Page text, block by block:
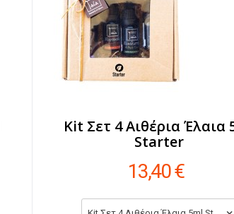
Kit Σετ 4 Αιθέρια Έλαια
Starter
13,40 €